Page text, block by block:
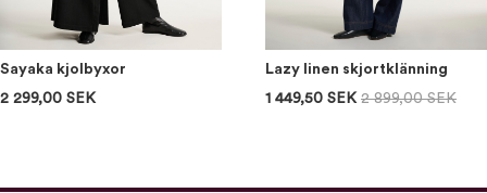
Sayaka kjolbyxor
2 299,00 SEK
Lazy linen skjortklänning
1 449,50 SEK 2 899,00 SEK